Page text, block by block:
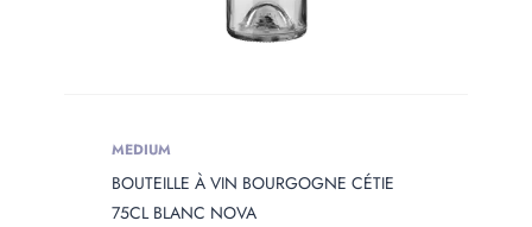
MEDIUM
BOUTEILLE À VIN BOURGOGNE CÉTIE
75CL BLANC NOVA